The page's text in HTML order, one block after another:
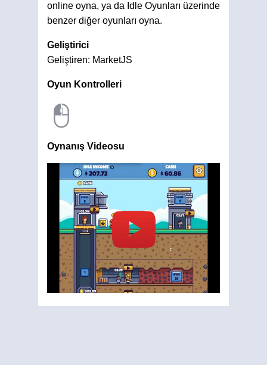
online oyna, ya da Idle Oyunları üzerinde
benzer diğer oyunları oyna.
Geliştirici
Geliştiren: MarketJS
Oyun Kontrolleri
Oynanış Videosu